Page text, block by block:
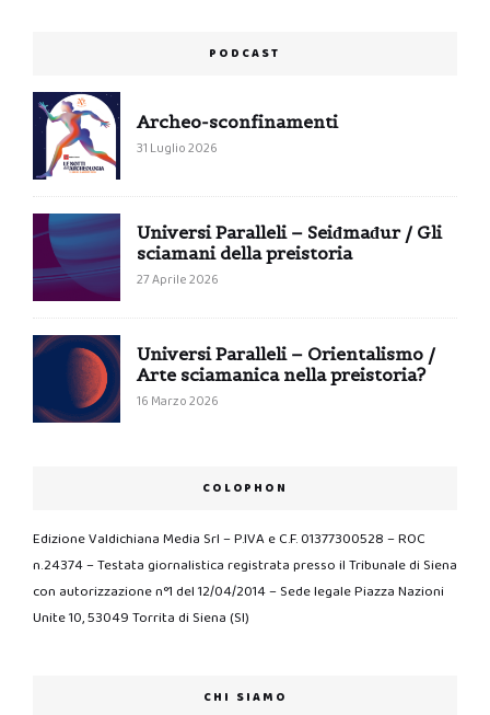
PODCAST
Archeo-sconfinamenti
31 Luglio 2026
Universi Paralleli – Seiđmađur / Gli
sciamani della preistoria
27 Aprile 2026
Universi Paralleli – Orientalismo /
Arte sciamanica nella preistoria?
16 Marzo 2026
COLOPHON
Edizione Valdichiana Media Srl – P.IVA e C.F. 01377300528 – ROC
n.24374 – Testata giornalistica registrata presso il Tribunale di Siena
con autorizzazione n°1 del 12/04/2014 – Sede legale Piazza Nazioni
Unite 10, 53049 Torrita di Siena (SI)
CHI SIAMO